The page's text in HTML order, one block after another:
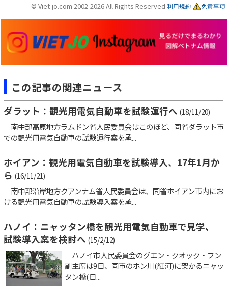
© Viet-jo.com 2002-2026 All Rights Reserved 利用規約 免責事項
この記事の関連ニュース
ダラット：観光用電気自動車を試験運行へ (18/11/20)
南中部高原地方ラムドン省人民委員会はこのほど、同省ダラット市
での観光用電気自動車の試験運行案を承...
ホイアン：観光用電気自動車を試験導入、17年1月か
ら (16/11/21)
南中部沿岸地方クアンナム省人民委員会は、同省ホイアン市内にお
ける観光用電気自動車の試験導入案を承...
ハノイ：ニャッタン橋を観光用電気自動車で見学、
試験導入案を検討へ (15/2/12)
ハノイ市人民委員会のグエン・クオック・フン
副主席は9日、同市のホン川(紅河)に架かるニャッ
タン橋(日...